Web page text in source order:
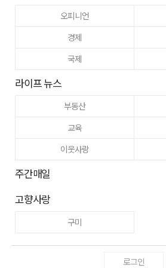
오피니언
경제
국제
라이프 뉴스
부동산
교육
이웃사랑
주간매일
고향사랑
구미
로그인